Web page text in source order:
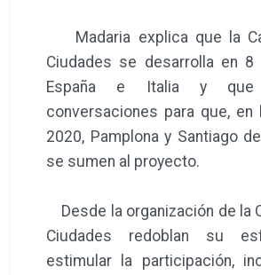
Madaria explica que la
Ciudades se desarrolla en 8
España e Italia y
conversaciones para que, en
2020, Pamplona y Santiago
se sumen al proyecto.
Desde la organización de la
Ciudades redoblan su
estimular la participación,